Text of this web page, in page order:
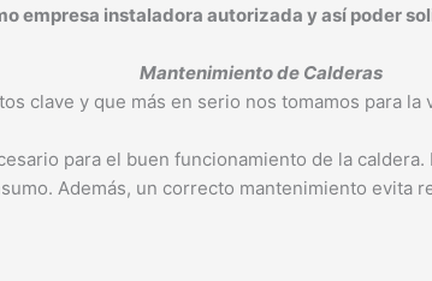
empresa instaladora autorizada y así poder
Mantenimiento de Calderas
clave y que más en serio nos tomamos para
para el buen funcionamiento de la
Además, un correcto mantenimiento evita